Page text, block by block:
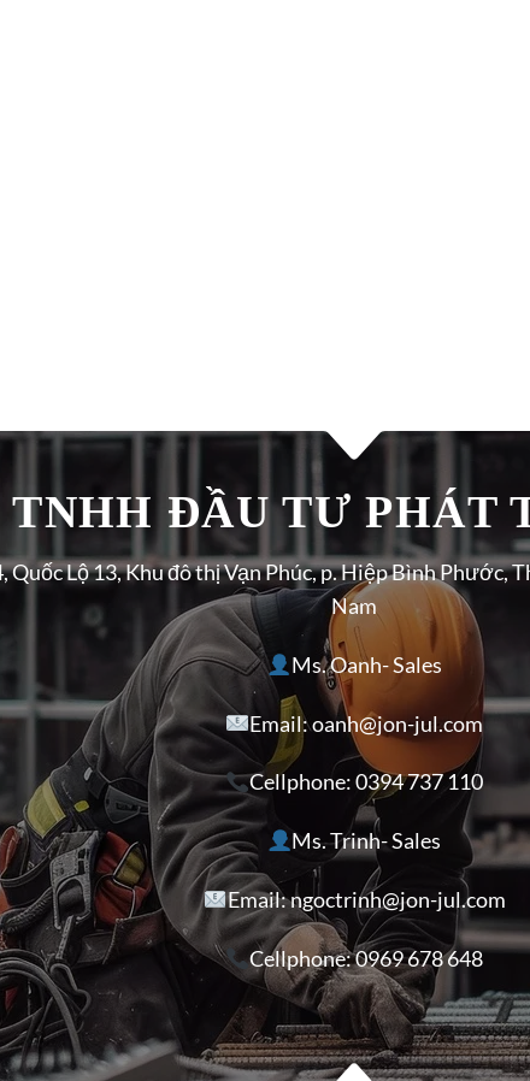
TNHH ĐẦU TƯ PHÁT
Quốc Lộ 13, Khu đô thị Vạn Phúc, p. Hiệp Bình
Nam
Ms. Oanh- Sales
Email: oanh@jon-jul.com
Cellphone:0394 737 110
Ms. Trinh- Sales
Email: ngoctrinh@jon-jul.com
Cellphone:0969 678 648